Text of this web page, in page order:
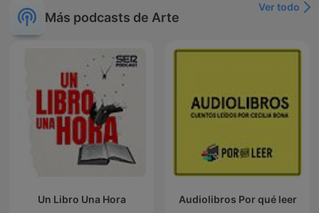
Más podcasts de Arte
Ver todo
Un Libro Una Hora Audiolibros Por qué leer